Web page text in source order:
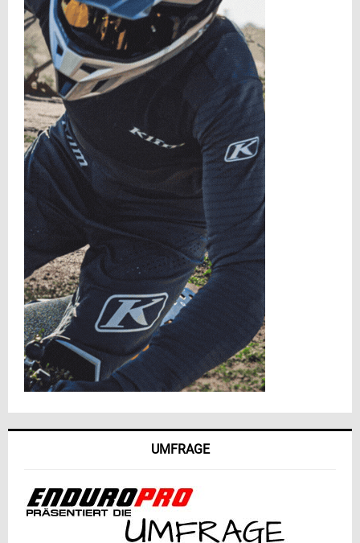
UMFRAGE